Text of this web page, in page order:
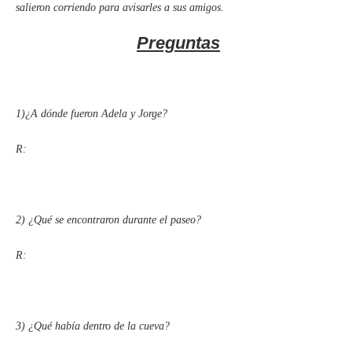
salieron corriendo para avisarles a sus amigos.
Preguntas
1)¿A dónde fueron Adela y Jorge?
R:
2) ¿Qué se encontraron durante el paseo?
R:
3) ¿Qué había dentro de la cueva?